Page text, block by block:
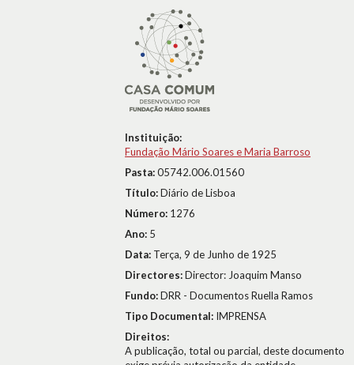
Instituição:
Fundação Mário Soares e Maria Barroso
Pasta:05742.006.01560
Título:Diário de Lisboa
Número: 1276
Ano: 5
Data: Terça, 9 de Junho de 1925
Directores:Director: Joaquim Manso
Fundo:DRR - Documentos Ruella Ramos
Tipo Documental: IMPRENSA
Direitos:
A publicação, total ou parcial, deste documento